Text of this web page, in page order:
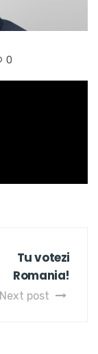
0
Tu votezi
Romania!
Next post